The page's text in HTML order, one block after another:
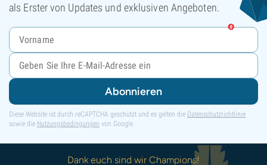
als Erster von Updates und exklusiven Angeboten.
Abonnieren
Diese Website ist durch reCAPTCHA geschützt und es gelten die Datenschutzrichtlinie
sowie die Nutzungsbedingungen von Google.
Dank euch sind wir Champions!